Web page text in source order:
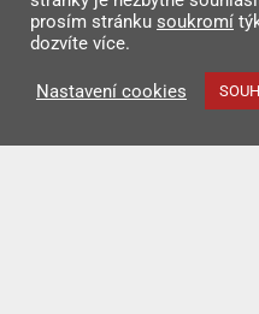
PIM POLICY COMPLIANCE
VULNERABILITY
prosím stránku soukromí
dozvíte více.
Nastavení cookies